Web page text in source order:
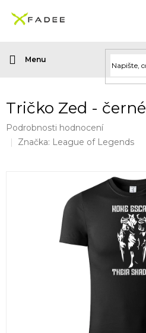
obsah
Tričko Zed - černé
Průměrné
hodnocení
Podrobnosti hodnocení
Značka: League of Legends